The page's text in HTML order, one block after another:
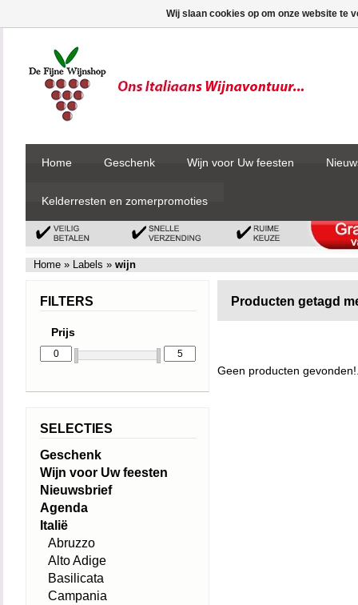
Home Geschenk Wijn voor Uw feesten
Kelderresten en zomerpromoties
Home » Labels » wijn
Producten getagd
Geen producten
FILTERS
Prijs
SELECTIES
Geschenk
Wijn voor Uw feesten
Nieuwsbrief
Agenda
Italië
Abruzzo
Alto Adige
Basilicata
Campania
Wij slaan cookies op om onze website te